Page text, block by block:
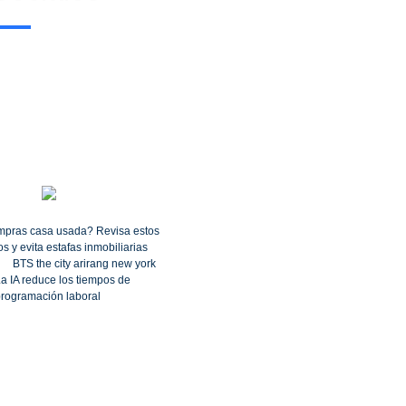
casa usada? Revisa estos
y evita estafas inmobiliarias
BTS the city arirang new york
IA reduce los tiempos de
laboral